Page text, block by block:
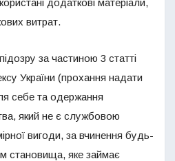
додаткові матеріали,
витрат.
за частиною 3 статті
України (прохання надати
себе та одержання
який не є службовою
вигоди, за вчинення будь-
становища, яке займає